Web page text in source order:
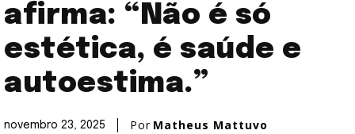
afirma: “Não é só
estética, é saúde e
autoestima.”
novembro 23, 2025 Por Matheus Mattuvo